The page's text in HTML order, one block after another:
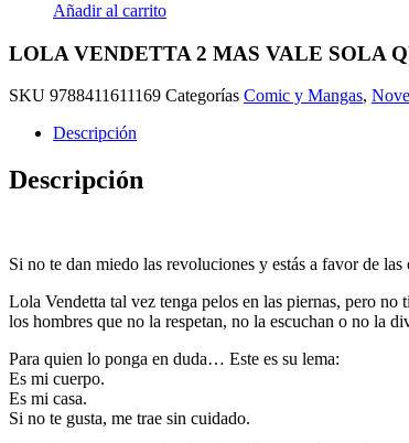
Añadir al carrito
LOLA VENDETTA 2 MAS VALE SOLA
SKU 9788411611169 Categorías Comic y Mangas,
Descripción
Descripción
Si no te dan miedo las revoluciones y estás a favor de
Lola Vendetta tal vez tenga pelos en las piernas, pero
los hombres que no la respetan, no la escuchan o no la
Para quien lo ponga en duda… Este es su lema:
Es mi cuerpo.
Es mi casa.
Si no te gusta, me trae sin cuidado.